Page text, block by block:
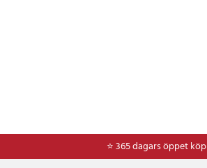
⭐ 365 dagars öppet köp
⭐Frakt 49kr *